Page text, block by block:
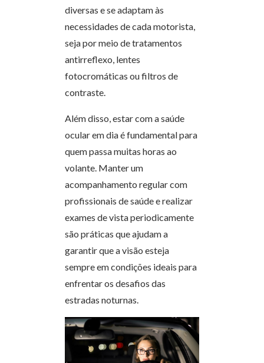
diversas e se adaptam às
necessidades de cada motorista,
seja por meio de tratamentos
antirreflexo, lentes
fotocromáticas ou filtros de
contraste.
Além disso, estar com a saúde
ocular em dia é fundamental para
quem passa muitas horas ao
volante. Manter um
acompanhamento regular com
profissionais de saúde e realizar
exames de vista periodicamente
são práticas que ajudam a
garantir que a visão esteja
sempre em condições ideais para
enfrentar os desafios das
estradas noturnas.